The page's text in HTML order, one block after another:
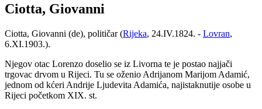
Ciotta, Giovanni
Ciotta, Giovanni (de), političar (Rijeka, 24.IV.1824. - Lovran,
6.XI.1903.).
Njegov otac Lorenzo doselio se iz Livorna te je postao najjači
trgovac drvom u Rijeci. Tu se oženio Adrijanom Marijom Adamić,
jednom od kćeri Andrije Ljudevita Adamića, najistaknutije osobe u
Rijeci početkom XIX. st.